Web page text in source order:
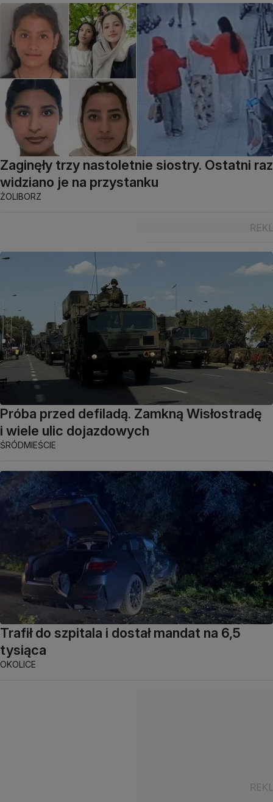
Zaginęły trzy nastoletnie siostry. Ostatni raz
widziano je na przystanku
ŻOLIBORZ
Próba przed defiladą. Zamkną Wisłostradę
i wiele ulic dojazdowych
ŚRÓDMIEŚCIE
Trafił do szpitala i dostał mandat na 6,5
tysiąca
OKOLICE